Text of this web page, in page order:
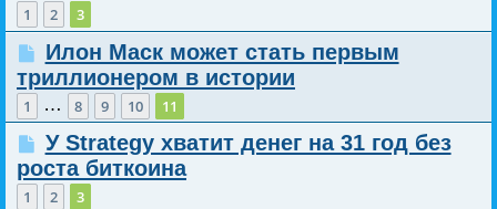
1 2 3
Илон Маск может стать первым
триллионером в истории
1 … 8 9 10 11
У Strategy хватит денег на 31 год без
роста биткоина
1 2 3